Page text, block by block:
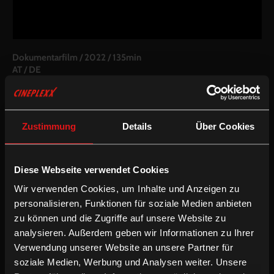
Zustimmung Details Über Cookies
Diese Webseite verwendet Cookies
Wir verwenden Cookies, um Inhalte und Anzeigen zu
personalisieren, Funktionen für soziale Medien anbieten
zu können und die Zugriffe auf unsere Website zu
analysieren. Außerdem geben wir Informationen zu Ihrer
Verwendung unserer Website an unsere Partner für
soziale Medien, Werbung und Analysen weiter. Unsere
Dokumentarfilm / 2022 / 135min
AT / DE
Regie:Sabine Derflinger
Schnitt:Lisa Zoe Geretschläger
Besetzung:Alice Schwarzer, Cathy Bernheim, Sonja Hopf, Jenny
Mehrsprachige OV mit partiellen deUT
Mehrsprachige OV mit enUT
Dokumentarfilm/Englische UT